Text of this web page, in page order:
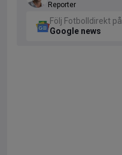
Reporter
Följ Fotbolldirekt på
Google news